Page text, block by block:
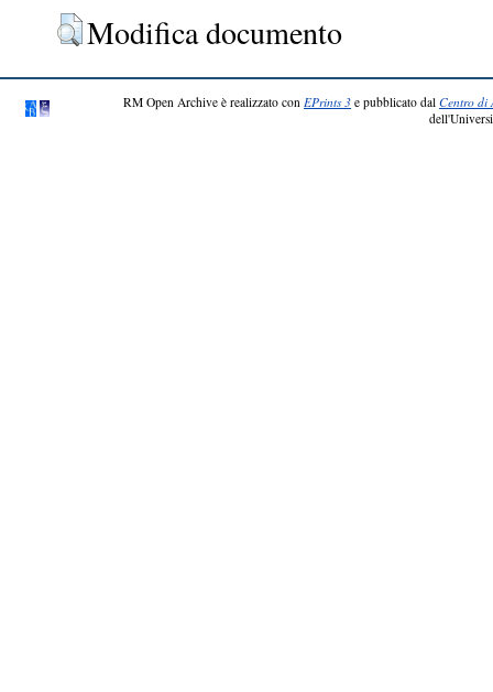
Modifica documento
RM Open Archive è realizzato con EPrints 3 e pubblicato dal Centro di